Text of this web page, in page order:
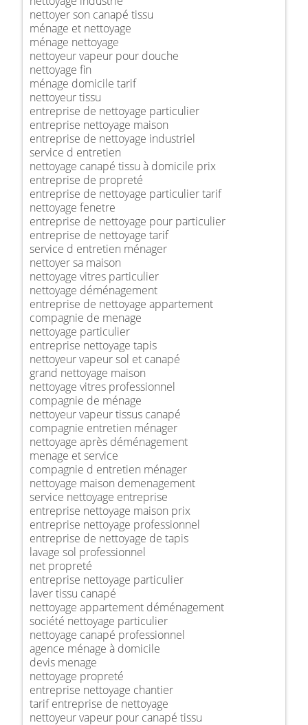
nettoyer son canapé tissu
ménage et nettoyage
ménage nettoyage
nettoyeur vapeur pour douche
nettoyage fin
ménage domicile tarif
nettoyeur tissu
entreprise de nettoyage particulier
entreprise nettoyage maison
entreprise de nettoyage industriel
service d entretien
nettoyage canapé tissu à domicile prix
entreprise de propreté
entreprise de nettoyage particulier tarif
nettoyage fenetre
entreprise de nettoyage pour particulier
entreprise de nettoyage tarif
service d entretien ménager
nettoyer sa maison
nettoyage vitres particulier
nettoyage déménagement
entreprise de nettoyage appartement
compagnie de menage
nettoyage particulier
entreprise nettoyage tapis
nettoyeur vapeur sol et canapé
grand nettoyage maison
nettoyage vitres professionnel
compagnie de ménage
nettoyeur vapeur tissus canapé
compagnie entretien ménager
nettoyage après déménagement
menage et service
compagnie d entretien ménager
nettoyage maison demenagement
service nettoyage entreprise
entreprise nettoyage maison prix
entreprise nettoyage professionnel
entreprise de nettoyage de tapis
lavage sol professionnel
net propreté
entreprise nettoyage particulier
laver tissu canapé
nettoyage appartement déménagement
société nettoyage particulier
nettoyage canapé professionnel
agence ménage à domicile
devis menage
nettoyage propreté
entreprise nettoyage chantier
tarif entreprise de nettoyage
nettoyeur vapeur pour canapé tissu